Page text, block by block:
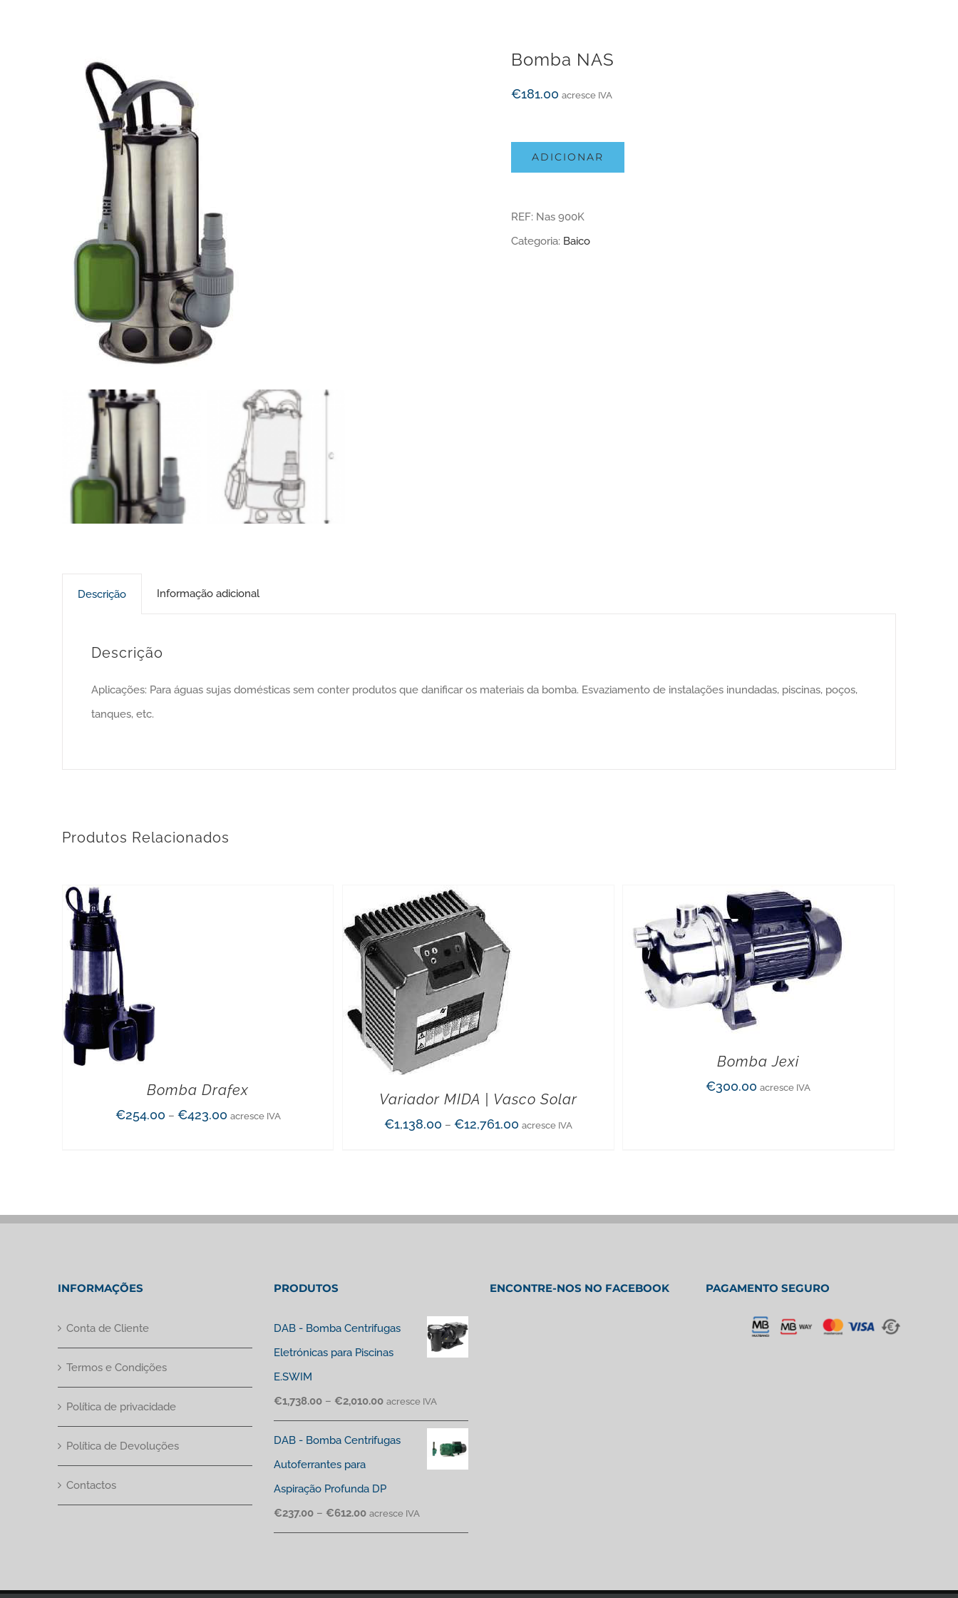
Bomba NAS
€181.00 acresce IVA
ADICIONAR
REF: Nas 900K
Categoria: Baico
Descrição Informação adicional
Descrição
Aplicações: Para águas sujas domésticas sem conter produtos que danificar os materiais da bomba. Esvaziamento de instalações inundadas, piscinas, poços,
tanques, etc.
Produtos Relacionados
Bomba Drafex
€254.00 – €423.00 acresce IVA
Variador MIDA | Vasco Solar
€1,138.00 – €12,761.00 acresce IVA
Bomba Jexi
€300.00 acresce IVA
INFORMAÇÕES
Conta de Cliente
Termos e Condições
Política de privacidade
Política de Devoluções
Contactos
PRODUTOS
DAB - Bomba Centrifugas
Eletrónicas para Piscinas
E.SWIM
€1,738.00 –€2,010.00 acresce IVA
DAB - Bomba Centrifugas
Autoferrantes para
Aspiração Profunda DP
€237.00 –€612.00 acresce IVA
ENCONTRE-NOS NO FACEBOOK PAGAMENTO SEGURO